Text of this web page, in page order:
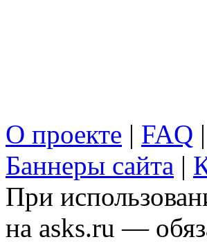
О проекте | FAQ |
Баннеры сайта |
При
на asks.ru —